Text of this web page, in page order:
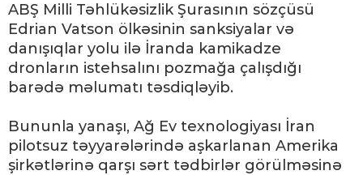
ABŞ Milli Təhlükəsizlik Şurasının sözçüsü
Edrian Vatson ölkəsinin sanksiyalar və
danışıqlar yolu ilə İranda kamikadze
dronların istehsalını pozmağa çalışdığı
barədə məlumatı təsdiqləyib.
Bununla yanaşı, Ağ Ev texnologiyası İran
pilotsuz təyyarələrində aşkarlanan Amerika
şirkətlərinə qarşı sərt tədbirlər görülməsinə